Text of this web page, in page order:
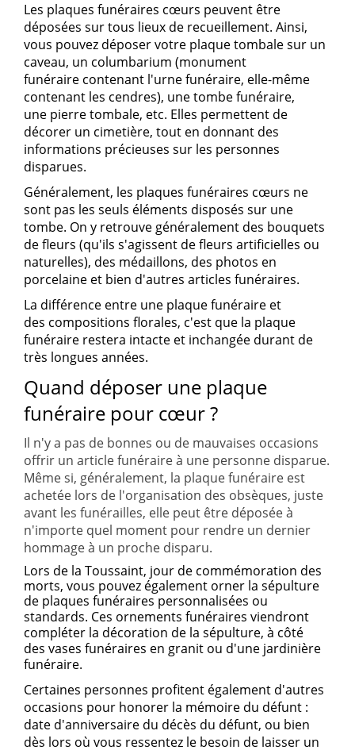
Les plaques funéraires cœurs peuvent être
déposées sur tous lieux de recueillement. Ainsi,
vous pouvez déposer votre plaque tombale sur un
caveau, un columbarium (monument
funéraire contenant l'urne funéraire, elle-même
contenant les cendres), une tombe funéraire,
une pierre tombale, etc. Elles permettent de
décorer un cimetière, tout en donnant des
informations précieuses sur les personnes
disparues.
Généralement, les plaques funéraires cœurs ne
sont pas les seuls éléments disposés sur une
tombe. On y retrouve généralement des bouquets
de fleurs (qu'ils s'agissent defleurs artificielles ou
naturelles), des médaillons, des photos en
porcelaine et bien d'autres articles funéraires.
La différence entre une plaque funéraire et
des compositions florales, c'est que la plaque
funéraire restera intacte et inchangée durant de
très longues années.
Quand déposer une plaque
funéraire pour cœur ?
Il n'y a pas de bonnes ou de mauvaises occasions
offrir un article funéraire à une personne disparue.
Même si, généralement, la plaque funéraire est
achetée lors de l'organisation des obsèques, juste
avant les funérailles, elle peut être déposée à
n'importe quel moment pour rendre un dernier
hommage à un proche disparu.
Lors de la Toussaint, jour de commémoration des
morts, vous pouvez également orner la sépulture
de plaques funéraires personnalisées ou
standards. Ces ornements funéraires viendront
compléter la décoration de la sépulture, à côté
des vases funéraires en granit ou d'une jardinière
funéraire.
Certaines personnes profitent également d'autres
occasions pour honorer la mémoire du défunt :
date d'anniversaire du décès du défunt, ou bien
dès lors où vous ressentez le besoin de laisser un